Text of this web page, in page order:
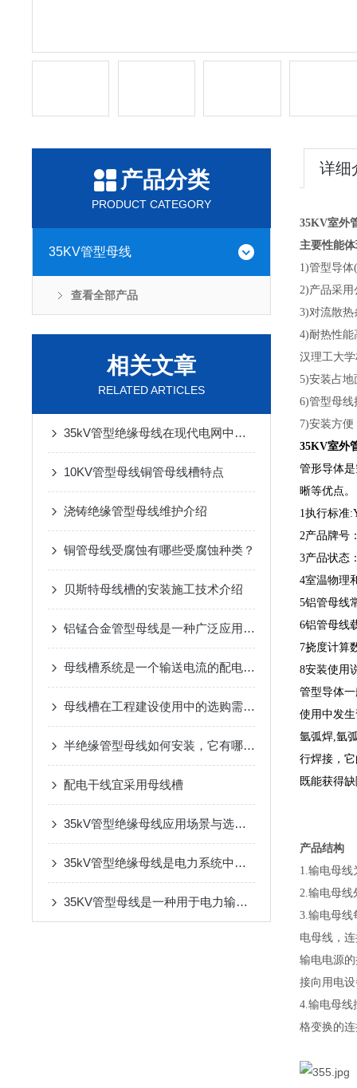
产品分类
PRODUCT CATEGORY
35KV管型母线
查看全部产品
相关文章
RELATED ARTICLES
35kV管型绝缘母线在现代电网中扮演着至关重要的角色
10KV管型母线铜管母线槽特点
浇铸绝缘管型母线维护介绍
铜管母线受腐蚀有哪些受腐蚀种类？
贝斯特母线槽的安装施工技术介绍
铝锰合金管型母线是一种广泛应用于电力系统中母线槽的制造材料
母线槽系统是一个输送电流的配电装置
母线槽在工程建设使用中的选购需要注意哪些方面？
半绝缘管型母线如何安装，它有哪些优势
配电干线宜采用母线槽
35kV管型绝缘母线应用场景与选型考量
35kV管型绝缘母线是电力系统中重要的输电设备
35KV管型母线是一种用于电力输送和分配的高压电缆系统
详细
35KV室外
主要性能
1)管型导
2)产品采用
3)对流散热
4)耐热性
汉理工大
5)安装占地
6)管型母
7)安装方
35KV室外
管形导体
晰等优点。
1执行标准
2产品牌号
3产品状态
4室温物理
5铝管母线
6铝管母线
7挠度计算
8安装使用
管型导体
使用中发
氩弧焊,氩
行焊接，
既能获得
产品结构
1.输电母线
2.输电母线
3.输电母线
电母线，
输电电源
接向用电
4.输电母线
格变换的